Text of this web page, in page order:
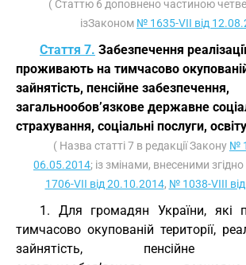
( Статтю 6 доповнено частиною
ізЗаконом № 1635-VII від
Стаття 7. Забезпечення
проживають на тимчасово окупованій
зайнятість, пенсійне забезпечення,
загальнообов’язкове державне
страхування, соціальні послуги, освіту
( Назва статті 7 в редакції Закону №
06.05.2014; із змінами, внесеними
1706-VII від 20.10.2014, № 1038-VIII
1. Для громадян України, які
тимчасово окупованій території,
зайнятість, пенсійне